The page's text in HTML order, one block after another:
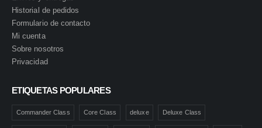
Historial de pedidos
Formulario de contacto
Mi cuenta
Sobre nosotros
Privacidad
ETIQUETAS POPULARES
Commander Class Core Class deluxe Deluxe Class